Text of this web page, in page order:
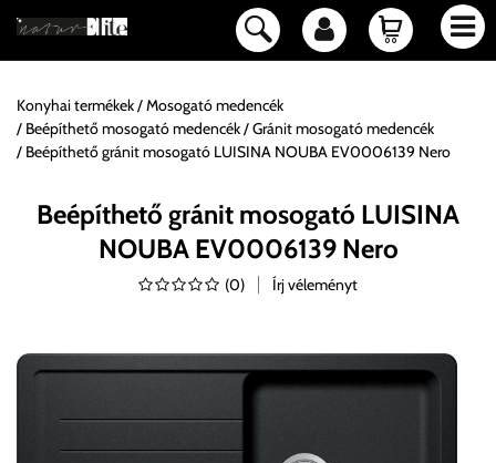
Konyhai termékek
Mosogató medencék
Beépíthető mosogató medencék
Gránit mosogató medencék
Beépíthető gránit mosogató LUISINA NOUBA EV0006139 Nero
Beépíthető gránit mosogató LUISINA
NOUBA EV0006139 Nero
(0) Írj véleményt